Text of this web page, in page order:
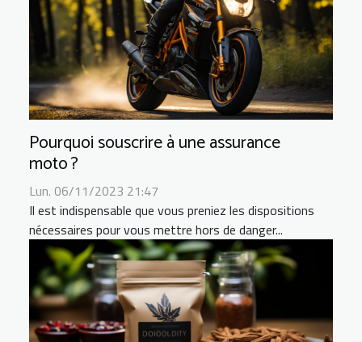
Pourquoi souscrire à une assurance
moto ?
Lun. 06/11/2023 21:47
Il est indispensable que vous preniez les dispositions
nécessaires pour vous mettre hors de danger...